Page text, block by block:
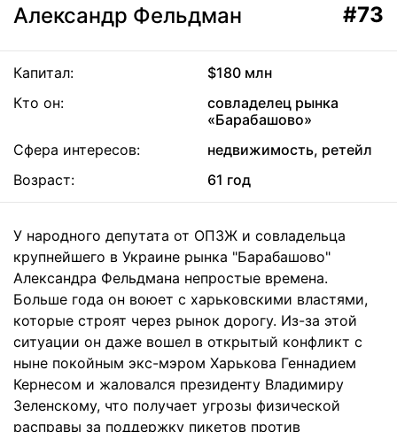
Александр Фельдман #73
Капитал:
$180 млн
Кто он:
совладелец рынка
«Барабашово»
Сфера интересов:
недвижимость, ретейл
Возраст:
61 год
У народного депутата от ОПЗЖ и совладельца
крупнейшего в Украине рынка "Барабашово"
Александра Фельдмана непростые времена.
Больше года он воюет с харьковскими властями,
которые строят через рынок дорогу. Из-за этой
ситуации он даже вошел в открытый конфликт с
ныне покойным экс-мэром Харькова Геннадием
Кернесом и жаловался президенту Владимиру
Зеленскому, что получает угрозы физической
расправы за поддержку пикетов против